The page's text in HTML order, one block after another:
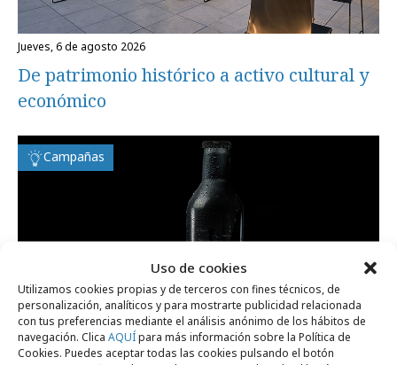
Uso de cookies
Utilizamos cookies propias y de terceros con fines técnicos, de
personalización, analíticos y para mostrarte publicidad relacionada
con tus preferencias mediante el análisis anónimo de los hábitos de
navegación. Clica AQUÍpara más información sobre la Política de
Cookies. Puedes aceptar todas las cookies pulsando el botón
jueves, 6 de agosto 2026
De patrimonio histórico a activo cultural y
económico
Campañas